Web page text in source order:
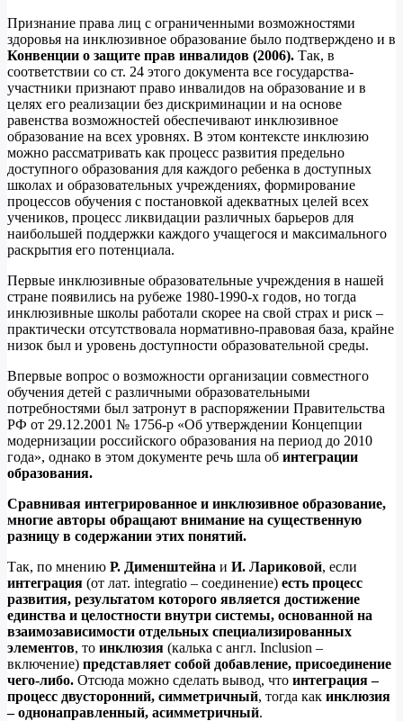
Признание права лиц с ограниченными возможностями
здоровья на инклюзивное образование было подтверждено и в
Конвенции о защите прав инвалидов (2006). Так, в
соответствии со ст. 24 этого документа все государства-
участники признают право инвалидов на образование и в
целях его реализации без дискриминации и на основе
равенства возможностей обеспечивают инклюзивное
образование на всех уровнях. В этом контексте инклюзию
можно рассматривать как процесс развития предельно
доступного образования для каждого ребенка в доступных
школах и образовательных учреждениях, формирование
процессов обучения с постановкой адекватных целей всех
учеников, процесс ликвидации различных барьеров для
наибольшей поддержки каждого учащегося и максимального
раскрытия его потенциала.
Первые инклюзивные образовательные учреждения в нашей
стране появились на рубеже 1980-1990-х годов, но тогда
инклюзивные школы работали скорее на свой страх и риск –
практически отсутствовала нормативно-правовая база, крайне
низок был и уровень доступности образовательной среды.
Впервые вопрос о возможности организации совместного
обучения детей с различными образовательными
потребностями был затронут в распоряжении Правительства
РФ от 29.12.2001 № 1756-р «Об утверждении Концепции
модернизации российского образования на период до 2010
года», однако в этом документе речь шла об интеграции
образования.
Сравнивая интегрированное и инклюзивное образование,
многие авторы обращают внимание на существенную
разницу в содержании этих понятий.
Так, по мнению Р. Дименштейна и И. Лариковой, если
интеграция (от лат. integratio – соединение) есть процесс
развития, результатом которого является достижение
единства и целостности внутри системы, основанной на
взаимозависимости отдельных специализированных
элементов, то инклюзия (калька с англ. Inclusion –
включение) представляет собой добавление, присоединение
чего-либо. Отсюда можно сделать вывод, что интеграция –
процесс двусторонний, симметричный, тогда как инклюзия
– однонаправленный, асимметричный.